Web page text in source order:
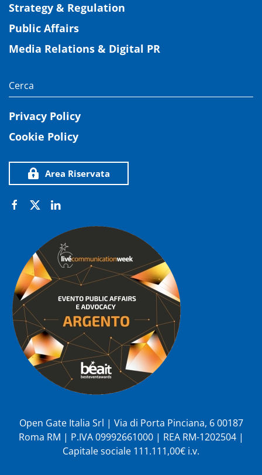
Strategy & Regulation
Public Affairs
Media Relations & Digital PR
Privacy Policy
Cookie Policy
Area Riservata
Open Gate Italia Srl | Via di Porta Pinciana, 6 00187
Roma RM | P.IVA 09992661000 | REA RM-1202504 |
Capitale sociale 111.111,00€ i.v.